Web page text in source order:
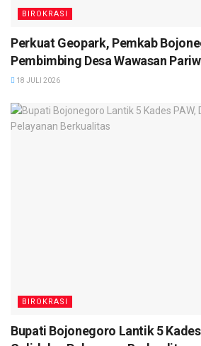
BIROKRASI
Perkuat Geopark, Pemkab
Pembimbing Desa Wawasan
18 JULI 2026
BIROKRASI
Bupati Bojonegoro Lantik 5